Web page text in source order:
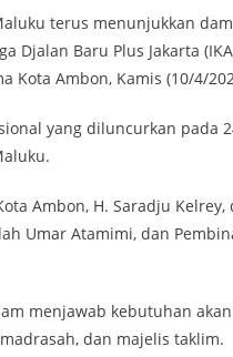
terus menunjukkan
Djalan Baru Plus Jakarta
Kota Ambon, Kamis (10/4/
yang diluncurkan pada
Ambon, H. Saradju
Umar Atamimi, dan
menjawab kebutuhan
dan majelis taklim.